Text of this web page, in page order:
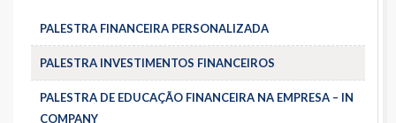
PALESTRA FINANCEIRA PERSONALIZADA
PALESTRA INVESTIMENTOS FINANCEIROS
PALESTRA DE EDUCAÇÃO FINANCEIRA NA EMPRESA – IN
COMPANY